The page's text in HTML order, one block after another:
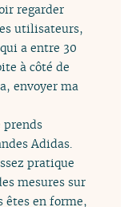
regarder
utilisateurs,
a entre 30
à côté de
envoyer ma
prends
Adidas.
pratique
mesures sur
êtes en forme,